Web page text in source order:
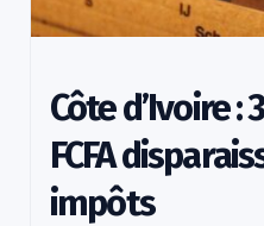
Côte d’Ivoire
FCFA
impôts